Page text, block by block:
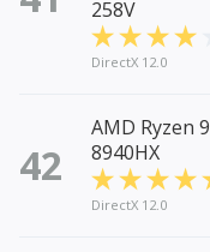
258V
DirectX 12.0
42
AMD Ryzen 9
8940HX
DirectX 12.0